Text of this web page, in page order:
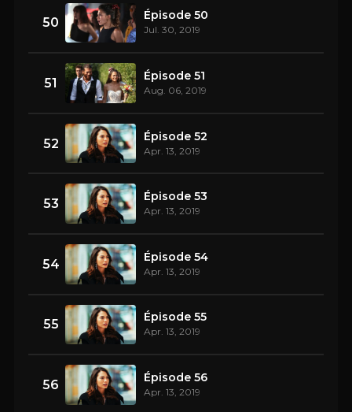
50 Épisode 50
Jul. 30, 2019
51 Épisode 51
Aug. 06, 2019
52 Épisode 52
Apr. 13, 2019
53 Épisode 53
Apr. 13, 2019
54 Épisode 54
Apr. 13, 2019
55 Épisode 55
Apr. 13, 2019
56 Épisode 56
Apr. 13, 2019